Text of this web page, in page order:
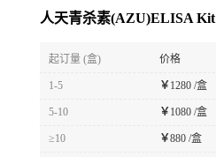
人天青杀素(AZU)ELISA Kit
起订量 (盒) 价格
1-5 ￥1280 /盒
5-10 ￥1080 /盒
≥10 ￥880 /盒